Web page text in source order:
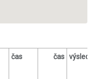
čas čas